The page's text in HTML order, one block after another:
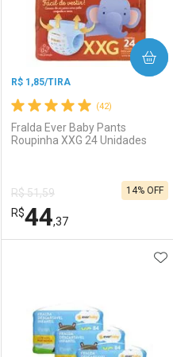
Comprar sem Desconto
Por R$ 14,39/cada
Comprar sem Desconto
Por R$ 14,39/cada
(42)
R$ 1,85/TIRA
Fralda Ever Baby Pants
Roupinha XXG 24 Unidades
R$ 51,59
R$44,37
14% OFF
COMPRAR
Laboratório
Por Menos